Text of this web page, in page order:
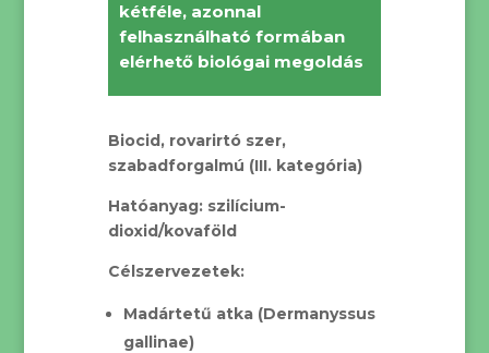
kétféle, azonnal
felhasználható formában
elérhető biológai megoldás
Biocid, rovarirtó szer,
szabadforgalmú (III. kategória)
Hatóanyag: szilícium-
dioxid/kovaföld
Célszervezetek:
Madártetű atka (Dermanyssus
gallinae)